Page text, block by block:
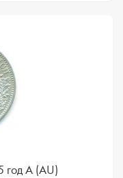
год A (AU)